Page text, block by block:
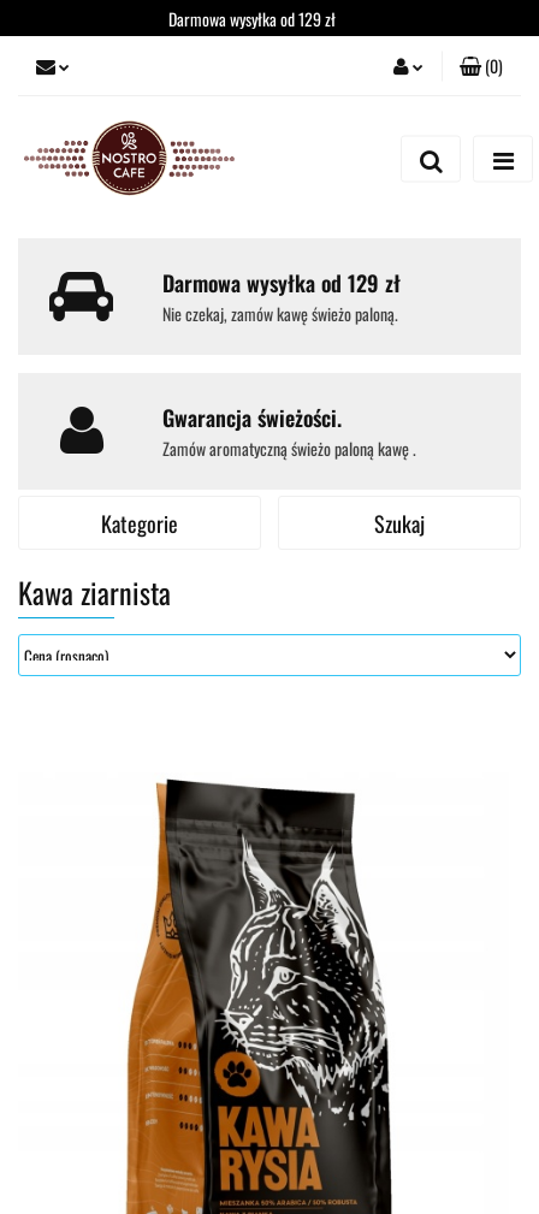
Darmowa wysyłka od 129 zł
Zarejestruj się
(0)
Darmowa wysyłka od 129 zł
Nie czekaj, zamów kawę świeżo paloną.
Gwarancja świeżości.
Zamów aromatyczną świeżo paloną kawę .
Kategorie Szukaj
Kawa ziarnista